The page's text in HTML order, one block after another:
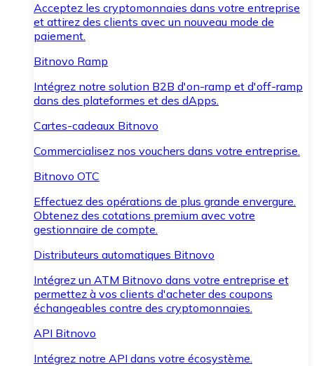
Acceptez les cryptomonnaies dans votre entreprise
et attirez des clients avec un nouveau mode de
paiement.
Bitnovo Ramp
Intégrez notre solution B2B d'on-ramp et d'off-ramp
dans des plateformes et des dApps.
Cartes-cadeaux Bitnovo
Commercialisez nos vouchers dans votre entreprise.
Bitnovo OTC
Effectuez des opérations de plus grande envergure.
Obtenez des cotations premium avec votre
gestionnaire de compte.
Distributeurs automatiques Bitnovo
Intégrez un ATM Bitnovo dans votre entreprise et
permettez à vos clients d'acheter des coupons
échangeables contre des cryptomonnaies.
API Bitnovo
Intégrez notre API dans votre écosystème.